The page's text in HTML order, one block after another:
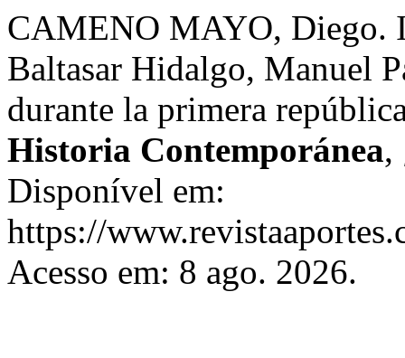
CAMENO MAYO, Diego.
Baltasar Hidalgo, Manuel
durante la primera
Historia Contemporánea,
Disponível em:
https://
Acesso em: 8 ago. 2026.